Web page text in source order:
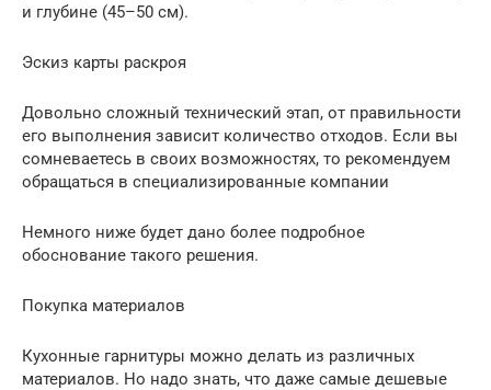
и глубине (45–50 см).
Эскиз карты раскроя
Довольно сложный технический этап, от правильности
его выполнения зависит количество отходов. Если вы
сомневаетесь в своих возможностях, то рекомендуем
обращаться в специализированные компании
Немного ниже будет дано более подробное
обоснование такого решения.
Покупка материалов
Кухонные гарнитуры можно делать из различных
материалов. Но надо знать, что даже самые дешевые